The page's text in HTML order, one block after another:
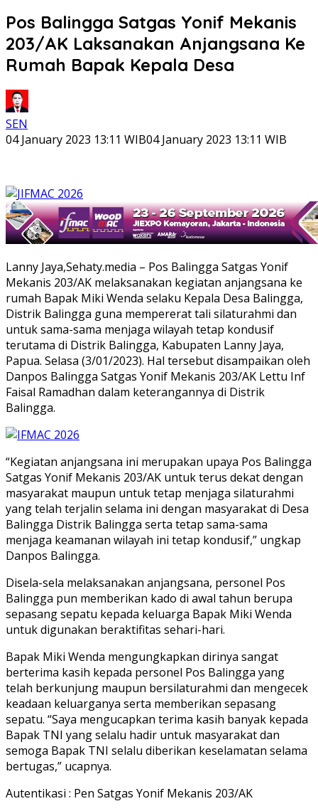
Pos Balingga Satgas Yonif Mekanis
203/AK Laksanakan Anjangsana Ke
Rumah Bapak Kepala Desa
SEN
04 January 2023 13:11 WIB04 January 2023 13:11 WIB
Lanny Jaya,Sehaty.media – Pos Balingga Satgas Yonif
Mekanis 203/AK melaksanakan kegiatan anjangsana ke
rumah Bapak Miki Wenda selaku Kepala Desa Balingga,
Distrik Balingga guna mempererat tali silaturahmi dan
untuk sama-sama menjaga wilayah tetap kondusif
terutama di Distrik Balingga, Kabupaten Lanny Jaya,
Papua. Selasa (3/01/2023). Hal tersebut disampaikan oleh
Danpos Balingga Satgas Yonif Mekanis 203/AK Lettu Inf
Faisal Ramadhan dalam keterangannya di Distrik
Balingga.
“Kegiatan anjangsana ini merupakan upaya Pos Balingga
Satgas Yonif Mekanis 203/AK untuk terus dekat dengan
masyarakat maupun untuk tetap menjaga silaturahmi
yang telah terjalin selama ini dengan masyarakat di Desa
Balingga Distrik Balingga serta tetap sama-sama
menjaga keamanan wilayah ini tetap kondusif,” ungkap
Danpos Balingga.
Disela-sela melaksanakan anjangsana, personel Pos
Balingga pun memberikan kado di awal tahun berupa
sepasang sepatu kepada keluarga Bapak Miki Wenda
untuk digunakan beraktifitas sehari-hari.
Bapak Miki Wenda mengungkapkan dirinya sangat
berterima kasih kepada personel Pos Balingga yang
telah berkunjung maupun bersilaturahmi dan mengecek
keadaan keluarganya serta memberikan sepasang
sepatu. “Saya mengucapkan terima kasih banyak kepada
Bapak TNI yang selalu hadir untuk masyarakat dan
semoga Bapak TNI selalu diberikan keselamatan selama
bertugas,” ucapnya.
Autentikasi : Pen Satgas Yonif Mekanis 203/AK